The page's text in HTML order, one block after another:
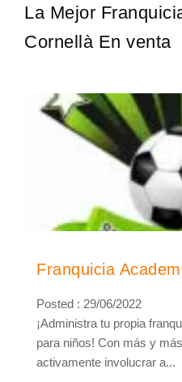
La Mejor
Cornellà En venta
Franquicia
Posted : 29/06/2022
¡Administra tu propia
para niños! Con más y
activamente involucrar a...